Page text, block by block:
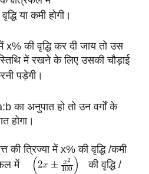
या कमी होगी।
की वृद्धि कर दी जाय तो उस
में रखने के लिए उसकी चौड़ाई
पड़ेगी।
का अनुपात हो तो उन वर्गों के
होगा।
की त्रिज्या में x% की वृद्धि /कमी
में
की वृद्धि /